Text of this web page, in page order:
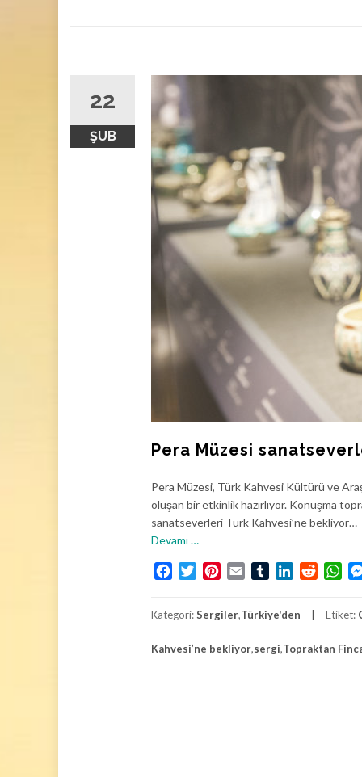
22
ŞUB
Pera Müzesi
Pera Müzesi, Türk Kahvesi Kültürü ve
oluşan bir etkinlik hazırlıyor. Konuşma
sanatseverleri Türk Kahvesi’ne bekliyor…
Devamı
k
ı
d
…
FacebookTwitterPinterest
Email TumblrLinkedInReddit
Kategori:Sergiler,Türkiye'den Etiket:
Kahvesi’ne bekliyor,sergi,Topraktan